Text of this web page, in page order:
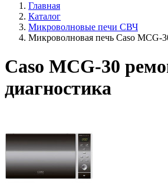
Главная
Каталог
Микроволновые печи СВЧ
Микроволновая печь Caso MCG-
Caso MCG-30
диагностика